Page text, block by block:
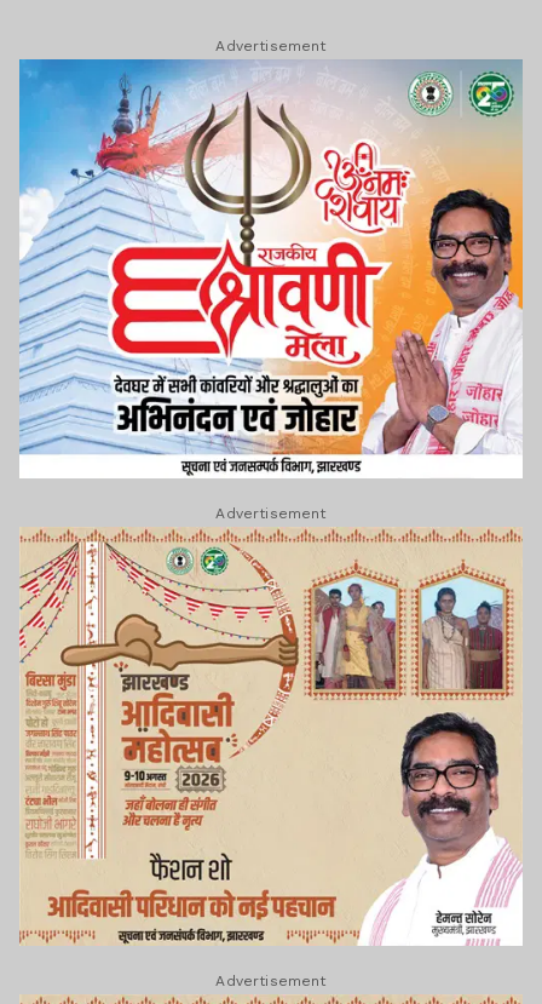
Advertisement
Advertisement
Advertisement